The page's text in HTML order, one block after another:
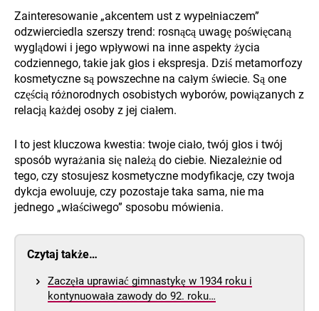
Zainteresowanie „akcentem ust z wypełniaczem”
odzwierciedla szerszy trend: rosnącą uwagę poświęcaną
wyglądowi i jego wpływowi na inne aspekty życia
codziennego, takie jak głos i ekspresja. Dziś metamorfozy
kosmetyczne są powszechne na całym świecie. Są one
częścią różnorodnych osobistych wyborów, powiązanych z
relacją każdej osoby z jej ciałem.
I to jest kluczowa kwestia: twoje ciało, twój głos i twój
sposób wyrażania się należą do ciebie. Niezależnie od
tego, czy stosujesz kosmetyczne modyfikacje, czy twoja
dykcja ewoluuje, czy pozostaje taka sama, nie ma
jednego „właściwego” sposobu mówienia.
Czytaj także…
Zaczęła uprawiać gimnastykę w 1934 roku i
kontynuowała zawody do 92. roku…